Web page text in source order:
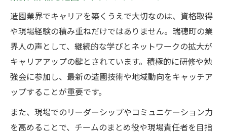
造園業界でキャリアを築くうえで大切なのは、資格取得
や現場経験の積み重ねだけではありません。瑞穂町の業
界人の声として、継続的な学びとネットワークの拡大が
キャリアアップの鍵とされています。積極的に研修や勉
強会に参加し、最新の造園技術や地域動向をキャッチア
ップすることが重要です。
また、現場でのリーダーシップやコミュニケーション力
を高めることで、チームのまとめ役や現場責任者を目指